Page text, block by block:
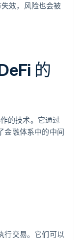
效，风险也会被
的
的技术。它通过
金融体系中的中间
行交易。它们可以